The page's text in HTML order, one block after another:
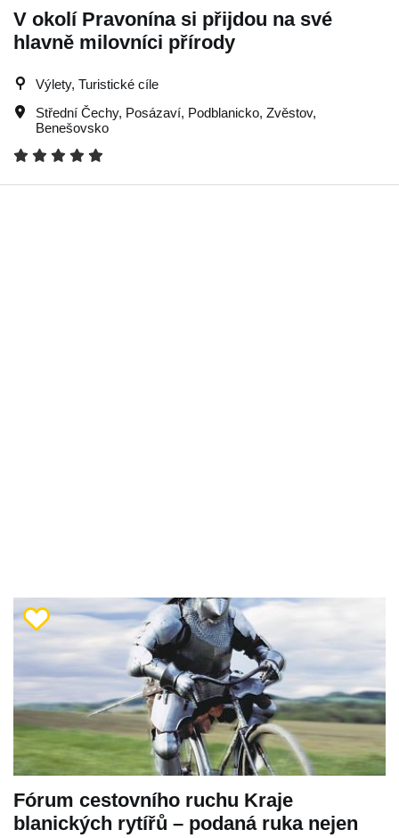
V okolí Pravonína si přijdou na své
hlavně milovníci přírody
Výlety, Turistické cíle
Střední Čechy, Posázaví, Podblanicko, Zvěstov,
Benešovsko
Fórum cestovního ruchu Kraje
blanických rytířů – podaná ruka nejen